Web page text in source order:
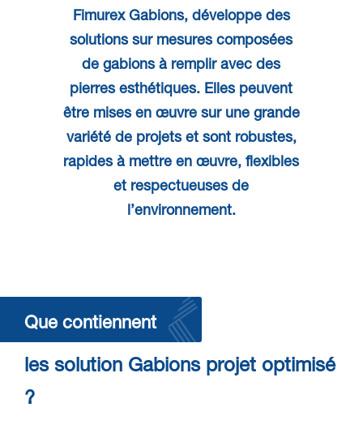
Fimurex Gabions, développe des
solutions sur mesurescomposées
degabionsà remplir avec des
pierres esthétiques. Elles peuvent
être mises en œuvre sur une grande
variété de projets et sont robustes,
rapides à mettre en œuvre,flexibles
et respectueuses de
l’environnement.
Que contiennent
les solution Gabions projet optimisé
?